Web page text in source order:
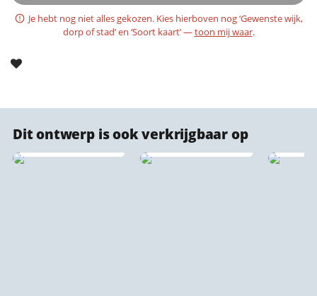
Je hebt nog niet alles gekozen. Kies hierboven nog ‘Gewenste wijk,
dorp of stad’ en ‘Soort kaart’ —toon mij waar.
Dit ontwerp is ook verkrijgbaar op